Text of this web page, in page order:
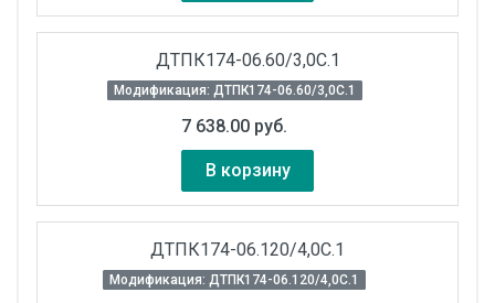
ДТПК174-06.60/3,0С.1
Модификация: ДТПК174-06.60/3,0С.1
7 638.00 руб.
В корзину
ДТПК174-06.120/4,0С.1
Модификация: ДТПК174-06.120/4,0С.1